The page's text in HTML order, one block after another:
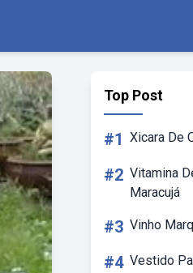
Top Post
#1 Xicara De
#2 Vitamina
Maracujá
#3 Vinho
#4 Vestido